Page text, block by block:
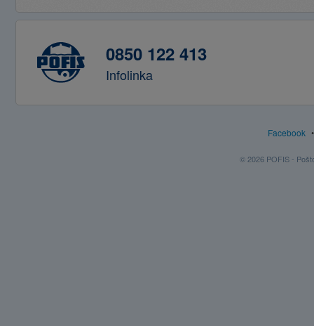
0850 122 413
Infolinka
Facebook
© 2026 POFIS -